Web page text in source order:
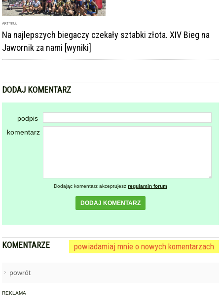
ARTYKUŁ
Na najlepszych biegaczy czekały sztabki złota. XIV Bieg na
Jawornik za nami [wyniki]
DODAJ KOMENTARZ
podpis
komentarz
Dodając komentarz akceptujesz regulamin forum
DODAJ KOMENTARZ
KOMENTARZE powiadamiaj mnie o nowych komentarzach
powrót
REKLAMA